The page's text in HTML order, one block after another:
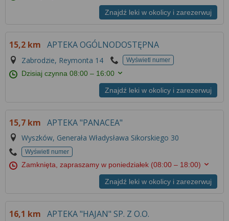
Znajdź leki w okolicy i zarezerwuj
15,2 km APTEKA OGÓLNODOSTĘPNA
Zabrodzie, Reymonta 14 Wyświetl numer
Dzisiaj czynna08:00 – 16:00
Znajdź leki w okolicy i zarezerwuj
15,7 km APTEKA "PANACEA"
Wyszków, Generała Władysława Sikorskiego 30
Wyświetl numer
Zamknięta, zapraszamy w poniedziałek (08:00 – 18:00)
Znajdź leki w okolicy i zarezerwuj
16,1 km APTEKA "HAJAN" SP. Z O.O.